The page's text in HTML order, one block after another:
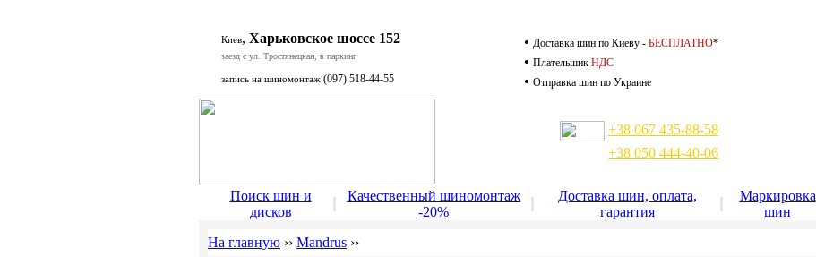
Киев, Харьковское шоссе 152
заезд с ул. Тростянецкая, в паркинг
запись на шиномонтаж (097) 518-44-55
• Доставка шин по Киеву - БЕСПЛАТНО*
• Плательшик НДС
• Отправка шин по Украине
+38 067 435-88-58
+38 050 444-40-06
Поиск шин и
дисков
Качественный шиномонтаж
-20%
Доставка шин, оплата,
гарантия
Маркировка
шин
На главную ›› Mandrus ››